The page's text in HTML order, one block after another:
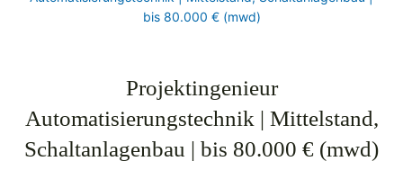
bis 80.000 € (mwd)
Projektingenieur
Automatisierungstechnik | Mittelstand,
Schaltanlagenbau | bis 80.000 € (mwd)